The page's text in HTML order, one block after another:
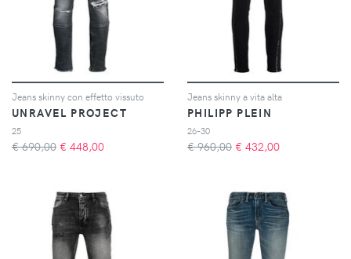
Jeans skinny con effetto vissuto
UNRAVEL PROJECT
25
€ 690,00 € 448,00
Jeans skinny a vita alta
PHILIPP PLEIN
26-30
€ 960,00 € 432,00